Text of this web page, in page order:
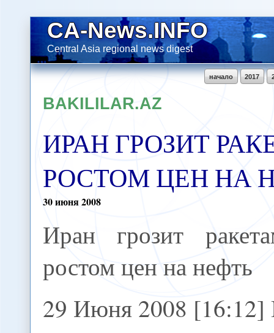
CA-News.INFO
Central Asia regional news digest
2017
начало
BAKILILAR.AZ
ИРАН ГРОЗИТ
РОСТОМ ЦЕН НА
30июня2008
Иран грозит
ростом цен на нефть
29 Июня 2008 [16:12]